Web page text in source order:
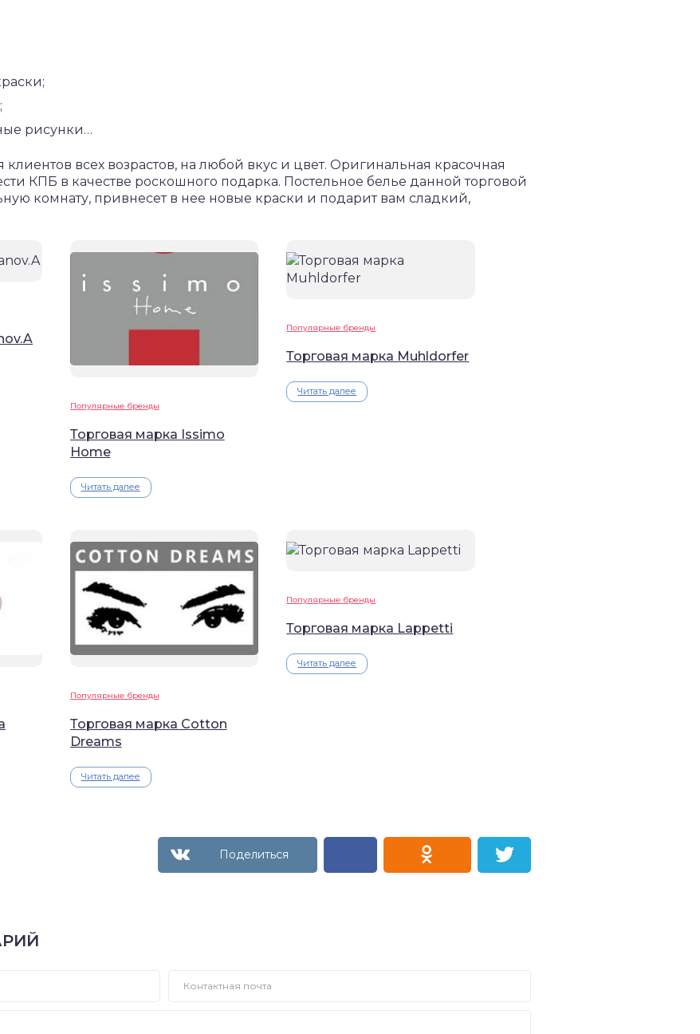
рисунки…
всех возрастов, на любой вкус и цвет. Оригинальная красочная
КПБ в качестве роскошного подарка. Постельное белье данной торговой
комнату, привнесет в нее новые краски и подарит вам сладкий,
Популярные бренды
Торговая марка Issimo
Home
Читать далее
Популярные бренды
Торговая марка Muhldorfer
Читать далее
Популярные бренды
Торговая марка Cotton
Dreams
Читать далее
Популярные бренды
Торговая марка Lappetti
Читать далее